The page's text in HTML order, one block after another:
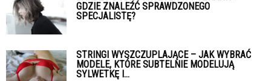
GDZIE ZNALEŹĆ SPRAWDZONEGO
SPECJALISTĘ?
STRINGI WYSZCZUPLAJĄCE – JAK WYBRAĆ
MODELE, KTÓRE SUBTELNIE MODELUJĄ
SYLWETKĘ I...